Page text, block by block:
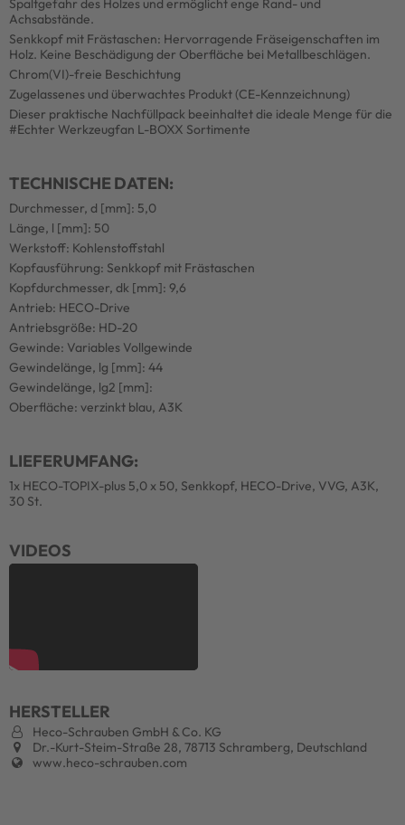
Spaltgefahr des Holzes und ermöglicht enge Rand- und
Achsabstände.
Senkkopf mit Frästaschen: Hervorragende Fräseigenschaften im
Holz. Keine Beschädigung der Oberfläche bei Metallbeschlägen.
Chrom(VI)-freie Beschichtung
Zugelassenes und überwachtes Produkt (CE-Kennzeichnung)
Dieser praktische Nachfüllpack beeinhaltet die ideale Menge für die
#Echter Werkzeugfan L-BOXX Sortimente
TECHNISCHE DATEN:
Durchmesser, d [mm]: 5,0
Länge, l [mm]: 50
Werkstoff: Kohlenstoffstahl
Kopfausführung: Senkkopf mit Frästaschen
Kopfdurchmesser, dk [mm]: 9,6
Antrieb: HECO-Drive
Antriebsgröße: HD-20
Gewinde: Variables Vollgewinde
Gewindelänge, lg [mm]: 44
Gewindelänge, lg2 [mm]:
Oberfläche: verzinkt blau, A3K
LIEFERUMFANG:
1x HECO-TOPIX-plus 5,0 x 50, Senkkopf, HECO-Drive, VVG, A3K,
30 St.
VIDEOS
HERSTELLER
Heco-Schrauben GmbH & Co. KG
Dr.-Kurt-Steim-Straße 28, 78713 Schramberg, Deutschland
www.heco-schrauben.com